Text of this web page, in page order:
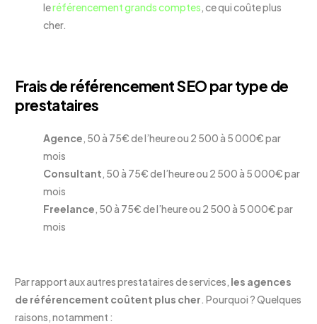
leréférencement grands comptes, ce qui coûte plus
cher.
Frais de référencement SEO par type de
prestataires
Agence, 50 à 75€ de l’heure ou 2 500 à 5 000€ par
mois
Consultant, 50 à 75€ de l’heure ou 2 500 à 5 000€ par
mois
Freelance, 50 à 75€ de l’heure ou 2 500 à 5 000€ par
mois
Par rapport aux autres prestataires de services, les agences
de référencement coûtent plus cher. Pourquoi ? Quelques
raisons, notamment :